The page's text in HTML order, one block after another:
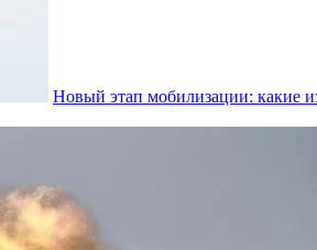
Новый этап мобилизации: какие